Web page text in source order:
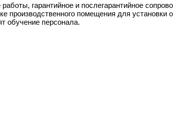
гарантийное и послегарантийное
производственного помещения для установки
обучение персонала.